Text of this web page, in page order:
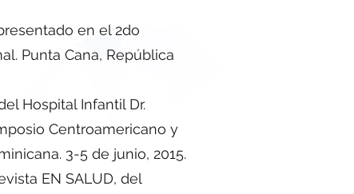
en el 2do
Punta Cana, República
Hospital Infantil Dr.
Centroamericano y
3-5 de junio, 2015.
EN SALUD, del